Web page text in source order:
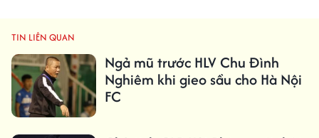
TIN LIÊN QUAN
Ngả mũ trước HLV Chu Đình
Nghiêm khi gieo sầu cho Hà Nội
FC